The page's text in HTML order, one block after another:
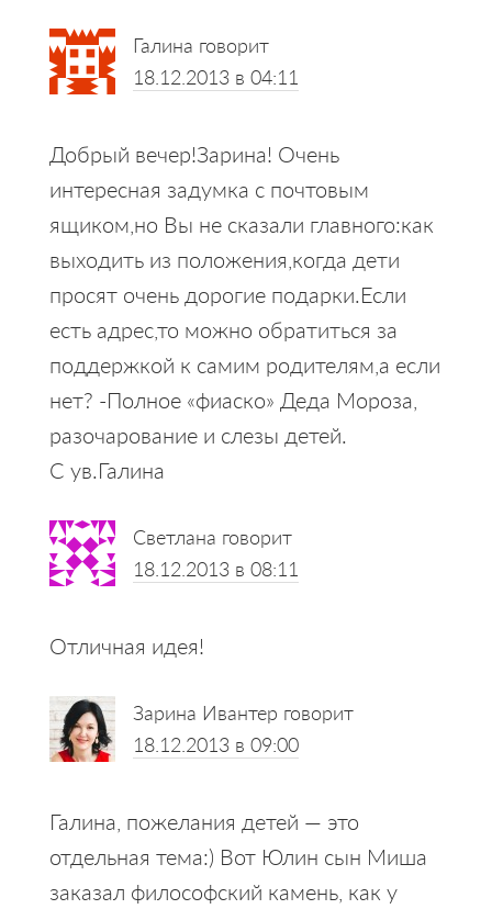
Reader
Interactions
Галина говорит
18.12.2013 в 04:11
Добрый вечер!Зарина! Очень
интересная задумка с почтовым
ящиком,но Вы не сказали главного:как
выходить из положения,когда дети
просят очень дорогие подарки.Если
есть адрес,то можно обратиться за
поддержкой к самим родителям,а если
нет? -Полное «фиаско» Деда Мороза,
разочарование и слезы детей.
С ув.Галина
Светлана говорит
18.12.2013 в 08:11
Отличная идея!
Зарина Ивантер говорит
18.12.2013 в 09:00
Галина, пожелания детей — это
отдельная тема:) Вот Юлин сын Миша
заказал философский камень, как у